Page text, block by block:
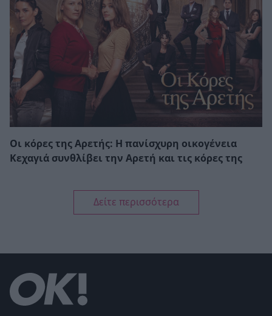
Οι κόρες της Αρετής: Η πανίσχυρη οικογένεια
Κεχαγιά συνθλίβει την Αρετή και τις κόρες της
Δείτε περισσότερα